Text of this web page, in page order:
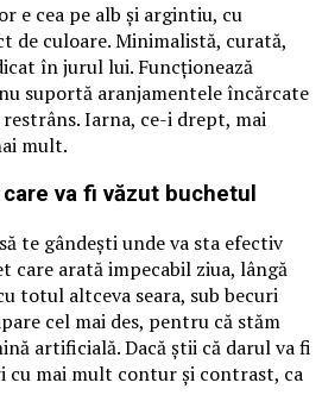
e cea pe alb și argintiu, cu
de culoare. Minimalistă, curată,
în jurul lui. Funcționează
suportă aranjamentele încărcate
Iarna, ce-i drept, mai
mult.
va fi văzut buchetul
te gândești unde va sta efectiv
care arată impecabil ziua, lângă
totul altceva seara, sub becuri
cel mai des, pentru că stăm
artificială. Dacă știi că darul va fi
cu mai mult contur și contrast, ca